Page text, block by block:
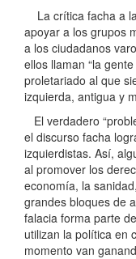
La crítica facha a
apoyar a los grupos
a los ciudadanos
ellos llaman “la
proletariado al que
izquierda, antigua y
El verdadero
el discurso facha
izquierdistas. Así,
al promover los
economía, la
grandes bloques de
falacia forma parte
utilizan la política en
momento van